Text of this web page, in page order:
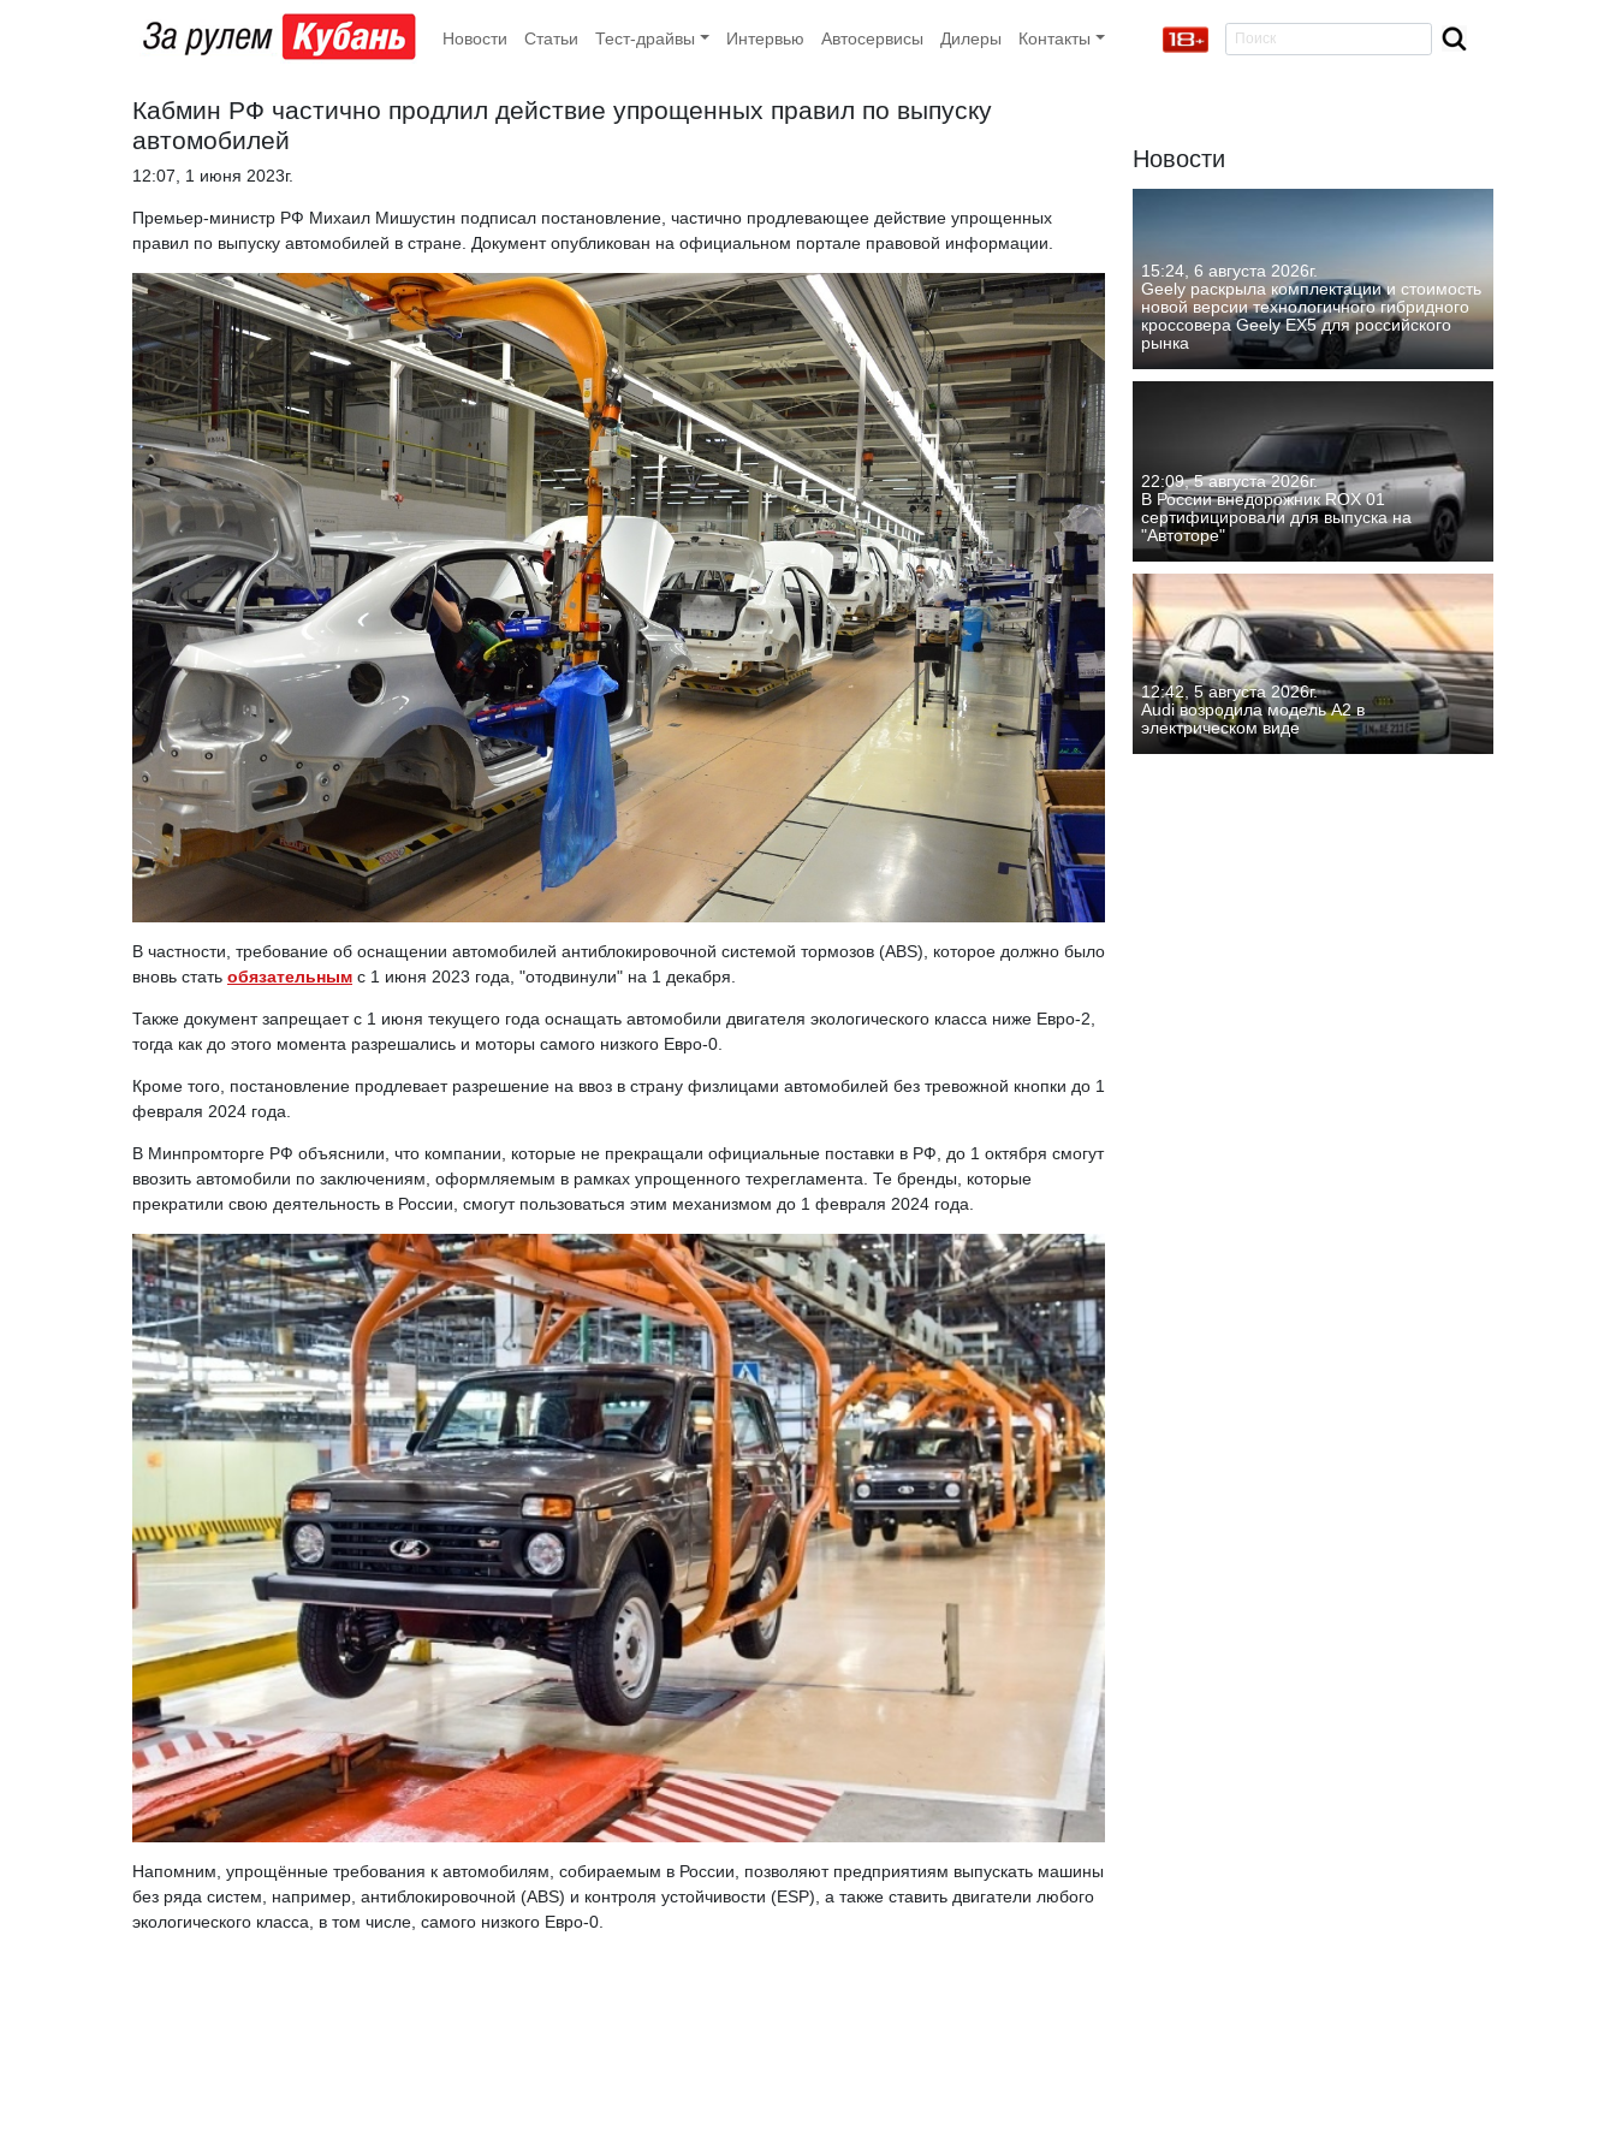
Новости Статьи Тест-драйвы Интервью Автосервисы Дилеры Контакты
Кабмин РФ частично продлил действие упрощенных правил по выпуску
автомобилей
12:07, 1 июня 2023г.
Премьер-министр РФ Михаил Мишустин подписал постановление, частично продлевающее действие упрощенных
правил по выпуску автомобилей в стране. Документ опубликован на официальном портале правовой информации.
В частности, требование об оснащении автомобилей антиблокировочной системой тормозов (ABS), которое должно было
вновь стать обязательным с 1 июня 2023 года, "отодвинули" на 1 декабря.
Также документ запрещает с 1 июня текущего года оснащать автомобили двигателя экологического класса ниже Евро-2,
тогда как до этого момента разрешались и моторы самого низкого Евро-0.
Кроме того, постановление продлевает разрешение на ввоз в страну физлицами автомобилей без тревожной кнопки до 1
февраля 2024 года.
В Минпромторге РФ объяснили, что компании, которые не прекращали официальные поставки в РФ, до 1 октября смогут
ввозить автомобили по заключениям, оформляемым в рамках упрощенного техрегламента. Те бренды, которые
прекратили свою деятельность в России, смогут пользоваться этим механизмом до 1 февраля 2024 года.
Напомним, упрощённые требования к автомобилям, собираемым в России, позволяют предприятиям выпускать машины
без ряда систем, например, антиблокировочной (ABS) и контроля устойчивости (ESP), а также ставить двигатели любого
экологического класса, в том числе, самого низкого Евро-0.
Новости
15:24, 6 августа 2026г.
Geely раскрыла комплектации и стоимость
новой версии технологичного гибридного
кроссовера Geely EX5 для российского
рынка
22:09, 5 августа 2026г.
В России внедорожник ROX 01
сертифицировали для выпуска на
"Автоторе"
12:42, 5 августа 2026г.
Audi возродила модель A2 в
электрическом виде